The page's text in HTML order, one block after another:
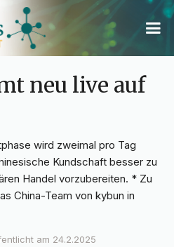
neu live auf
wird zweimal pro Tag
Kundschaft besser zu
Handel vorzubereiten. * Zu
China-Team von kybun in
am 24.2.2025